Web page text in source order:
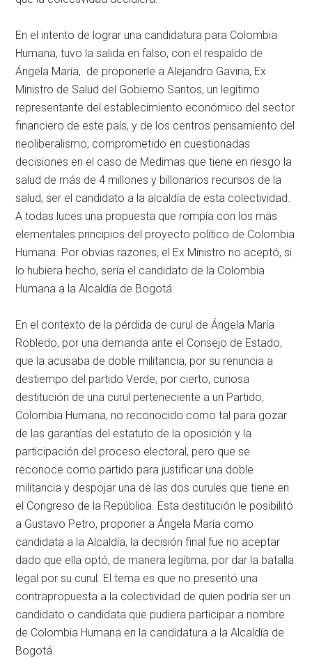
En el intento de lograr una candidatura para Colombia
Humana, tuvo la salida en falso, con el respaldo de
Ángela María, de proponerle a Alejandro Gaviria, Ex
Ministro de Salud del Gobierno Santos, un legítimo
representante del establecimiento económico del sector
financiero de este país, y de los centros pensamiento del
neoliberalismo, comprometido en cuestionadas
decisiones en el caso de Medimas que tiene en riesgo la
salud de más de 4 millones y billonarios recursos de la
salud, ser el candidato a la alcaldía de esta colectividad.
A todas luces una propuesta que rompía con los más
elementales principios del proyecto político de Colombia
Humana. Por obvias razones, el Ex Ministro no aceptó, si
lo hubiera hecho, sería el candidato de la Colombia
Humana a la Alcaldía de Bogotá.
En el contexto de la pérdida de curul de Ángela María
Robledo, por una demanda ante el Consejo de Estado,
que la acusaba de doble militancia, por su renuncia a
destiempo del partido Verde, por cierto, curiosa
destitución de una curul perteneciente a un Partido,
Colombia Humana, no reconocido como tal para gozar
de las garantías del estatuto de la oposición y la
participación del proceso electoral, pero que se
reconoce como partido para justificar una doble
militancia y despojar una de las dos curules que tiene en
el Congreso de la República. Esta destitución le posibilitó
a Gustavo Petro, proponer a Ángela María como
candidata a la Alcaldía, la decisión final fue no aceptar
dado que ella optó, de manera legítima, por dar la batalla
legal por su curul. El tema es que no presentó una
contrapropuesta a la colectividad de quien podría ser un
candidato o candidata que pudiera participar a nombre
de Colombia Humana en la candidatura a la Alcaldía de
Bogotá.